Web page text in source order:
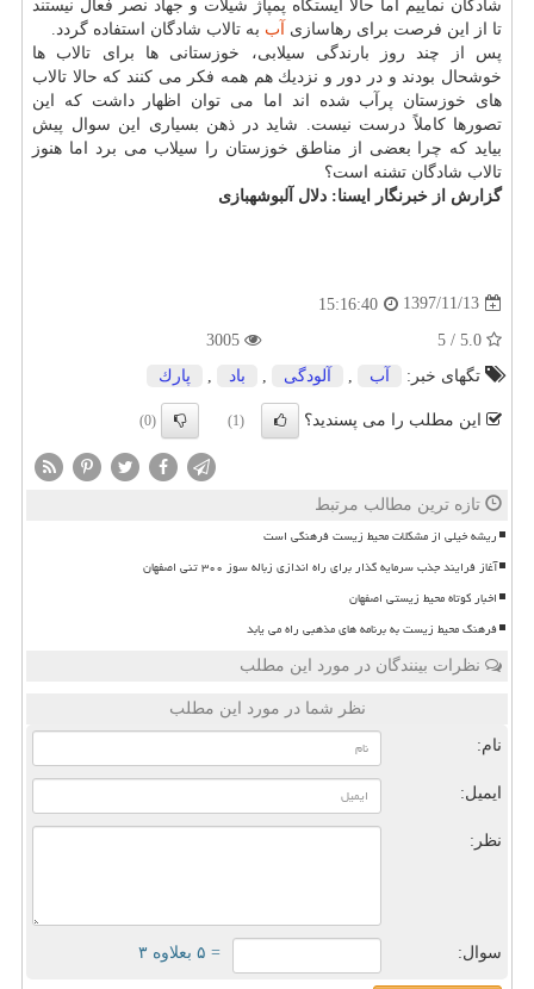
شادگان نماییم اما حالا ایستگاه پمپاژ شیلات و جهاد نصر فعال نیستند
تا از این فرصت برای رهاسازی
آب به تالاب شادگان استفاده گردد.
پس از چند روز بارندگی سیلابی، خوزستانی ها برای تالاب ها
خوشحال بودند و در دور و نزدیك هم همه فكر می كنند كه حالا تالاب
های خوزستان پرآب شده اند اما می توان اظهار داشت كه این
تصورها كاملاً درست نیست. شاید در ذهن بسیاری این سوال پیش
بیاید كه چرا بعضی از مناطق خوزستان را سیلاب می برد اما هنوز
تالاب شادگان تشنه است؟
گزارش از خبرنگار ایسنا: دلال آلبوشهبازی
1397/11/13
15:16:40
تگهای خبر:
آب , آلودگی , باد , پارك
این مطلب را می پسندید؟ (1)
(0)
تازه ترین مطالب مرتبط
ریشه خیلی از مشکلات محیط زیست فرهنگی است
آغاز فرایند جذب سرمایه گذار برای راه اندازی زباله سوز ۳۰۰ تنی اصفهان
اخبار کوتاه محیط زیستی اصفهان
فرهنگ محیط زیست به برنامه های مذهبی راه می یابد
نظرات بینندگان در مورد این مطلب
نظر شما در مورد این مطلب
نام:
ایمیل:
نظر:
سوال: = ۵ بعلاوه ۳